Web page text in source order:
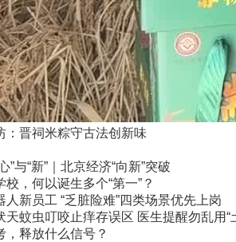
：晋祠米粽守古法创新味
与“新”｜北京经济“向新”突破
，何以诞生多个“第一”？
新员工 “乏脏险难”四类场景优先上岗
天蚊虫叮咬止痒存误区 医生提醒勿乱用“
，释放什么信号？